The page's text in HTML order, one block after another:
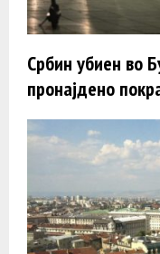
Србин убиен во
пронајдено